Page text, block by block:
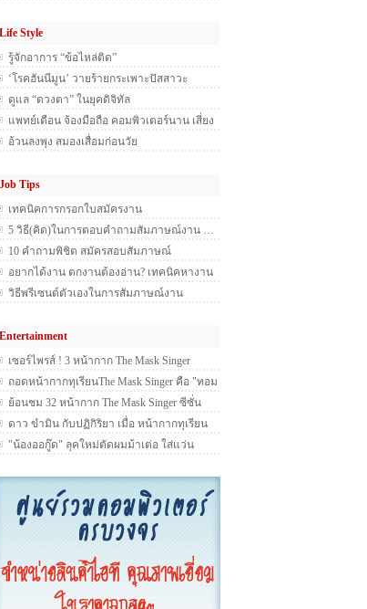
Life Style
รู้จักอาการ “ข้อไหล่ติด”
‘โรคฮันนีมูน’ วายร้ายกระเพาะปัสสาวะ
ดูแล “ดวงตา” ในยุคดิจิทัล
แพทย์เตือน จ้องมือถือ คอมพิวเตอร์นาน เสี่ยง
เป็นโรคซีวีเอส
อ้วนลงพุง สมองเสื่อมก่อนวัย
Job Tips
เทคนิคการกรอกใบสมัครงาน
5 วิธี(คิด)ในการตอบคำถามสัมภาษณ์งาน …
10 คำถามพิชิต สมัครสอบสัมภาษณ์
อยากได้งาน ตกงานต้องอ่าน? เทคนิคหางาน
แบบเซียนตัดเซียน
วิธีพรีเซนต์ตัวเองในการสัมภาษณ์งาน
Entertainment
เซอร์ไพรส์ ! 3 หน้ากาก The Mask Singer
Season 2 โชว์พลังเสียงเรียกน้ำย่อย
ถอดหน้ากากทุเรียนThe Mask Singer คือ "ทอม
รูม39"
ย้อนชม 32 หน้ากาก The Mask Singer ซีซั่น
แรก มีใครบ้างไปดูกันเลย
ดาว ขำมิน กับปฏิกิริยา เมื่อ หน้ากากทุเรียน
เผยโฉม โอ้โห..สงสัยตื่นเต้นมาก
"น้องออกู๊ด" ลุคใหม่ตัดผมม้าเต่อ ใส่แว่น